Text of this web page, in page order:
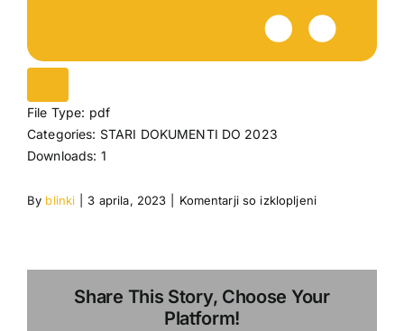
File Type: pdf
Categories: STARI DOKUMENTI DO 2023
Downloads: 1
By blinki 3 aprila, 2023 Komentarji so izklopljeniza
Share This Story, Choose Your
Platform!